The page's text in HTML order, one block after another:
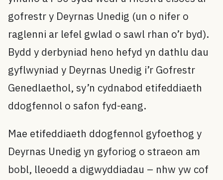
gofrestr y Deyrnas Unedig (un o nifer o
raglenni ar lefel gwlad o sawl rhan o’r byd).
Bydd y derbyniad heno hefyd yn dathlu dau
gyflwyniad y Deyrnas Unedig i’r Gofrestr
Genedlaethol, sy’n cydnabod etifeddiaeth
ddogfennol o safon fyd-eang.
Mae etifeddiaeth ddogfennol gyfoethog y
Deyrnas Unedig yn gyforiog o straeon am
bobl, lleoedd a digwyddiadau – nhw yw cof